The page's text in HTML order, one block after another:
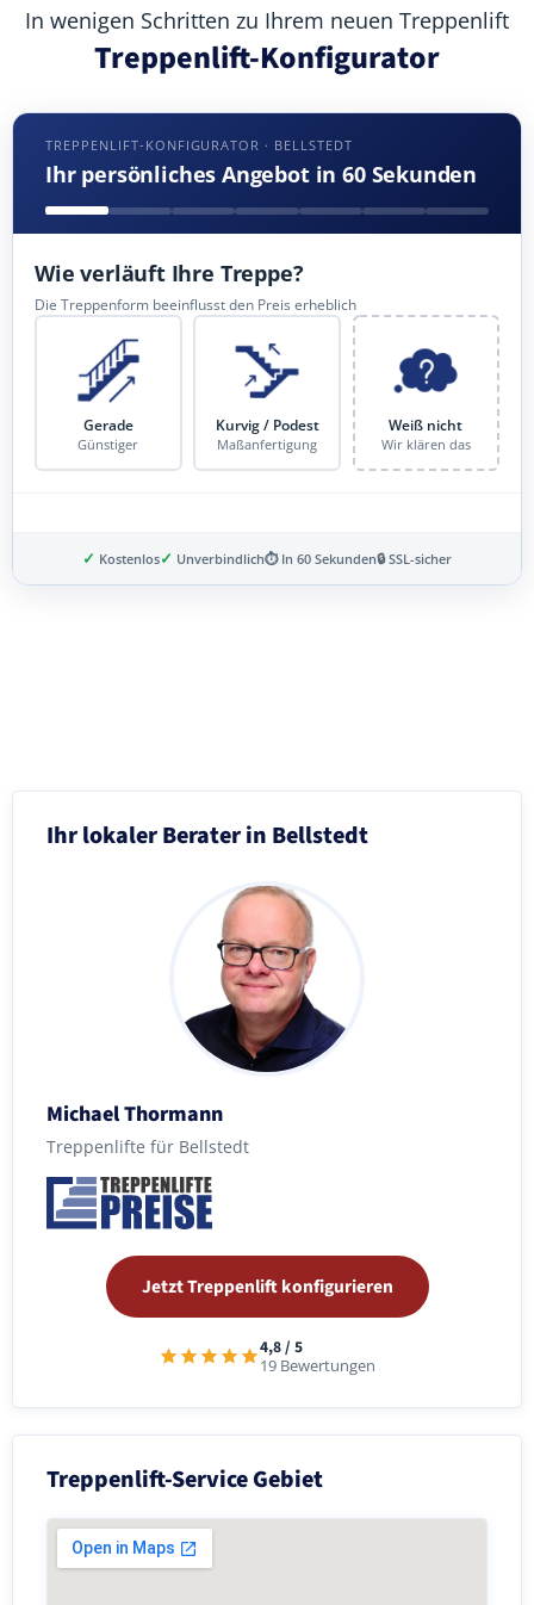
In wenigen Schritten zu Ihrem neuen Treppenlift
Treppenlift-Konfigurator
TREPPENLIFT-KONFIGURATOR · BELLSTEDT
Ihr persönliches Angebot in 60 Sekunden
Wie verläuft Ihre Treppe?
Die Treppenform beeinflusst den Preis erheblich
Gerade
Günstiger
Kurvig / Podest
Maßanfertigung
Weiß nicht
Wir klären das
✓ Kostenlos✓ Unverbindlich⏱ In 60 Sekunden🔒 SSL-sicher
Ihr lokaler Berater in Bellstedt
Michael Thormann
Treppenlifte für Bellstedt
Jetzt Treppenlift konfigurieren
4,8 / 5
19 Bewertungen
Treppenlift-Service Gebiet